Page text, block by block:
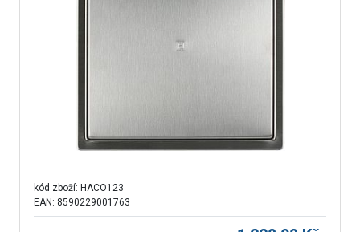
kód zboží: HACO123
EAN: 8590229001763